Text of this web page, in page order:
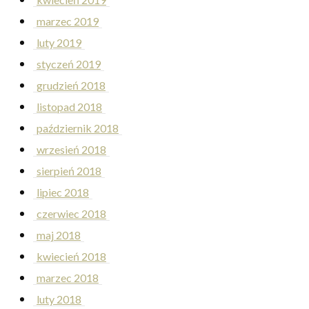
marzec 2019
luty 2019
styczeń 2019
grudzień 2018
listopad 2018
październik 2018
wrzesień 2018
sierpień 2018
lipiec 2018
czerwiec 2018
maj 2018
kwiecień 2018
marzec 2018
luty 2018